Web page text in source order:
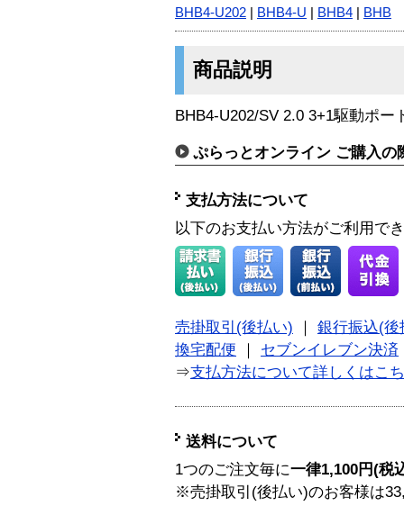
BHB4-U202 BHB4-U BHB4 BHB
商品説明
BHB4-U202/SV 2.0 3+1駆動ポー
ぷらっとオンライン ご購入の
支払方法について
以下のお支払い方法がご利用で
売掛取引(後払い)
銀行振込(後
換宅配便
セブンイレブン決済
⇒支払方法について詳しくはこ
送料について
1つのご注文毎に一律1,100円(税
※売掛取引(後払い)のお客様は